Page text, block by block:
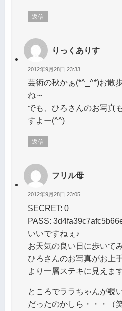
返信
りっくありす
2012年9月28日 23:33
芸術の秋かぁ(*^_^*)お散
ね～
でも、ひろさんのお写真
すよー(^^)
返信
フリル母
2012年9月28日 23:05
SECRET: 0
PASS:
いいですねぇ♪
お天気の良い日に歩いて
ひろさんのお写真がお上
より一層ステキに見えま
ところでララちゃんが覗
だったのかしら・・・（笑